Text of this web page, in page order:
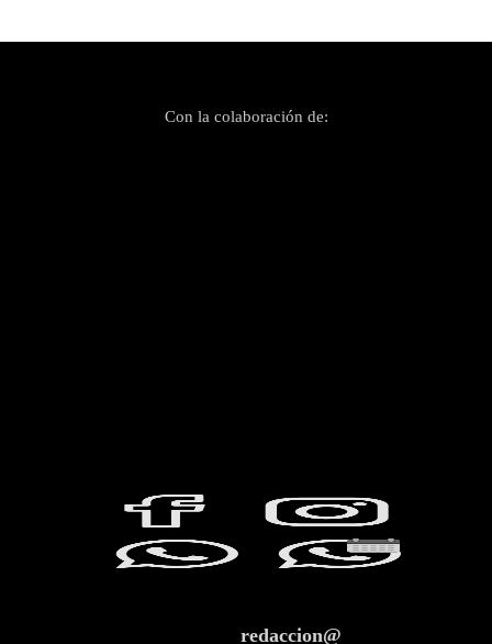
Con la colaboración de:
redaccion@